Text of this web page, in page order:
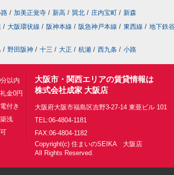
/ 加美正覚寺 / 新高 / 巽北 / 庄内宝町 / 新森
/ 大阪環状線 / 阪神本線 / 阪急神戸本線 / 東西線 / 地下鉄
/ 野田阪神 / 十三 / 大正 / 杭瀬 / 西九条 / 小路
以内
金0円
付き
浅
大阪市・関西エリアの賃貸情報は
株式会社成家 大阪店
大阪府大阪市福島区吉野3-27-14 東亜ビル 101
TEL:06-4804-1181
FAX:06-4804-1182
Copyright(c) 住まいのSEIKA 大阪店
All Rights Reserved.